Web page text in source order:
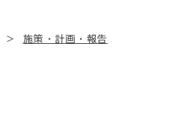
施策・計画・報告